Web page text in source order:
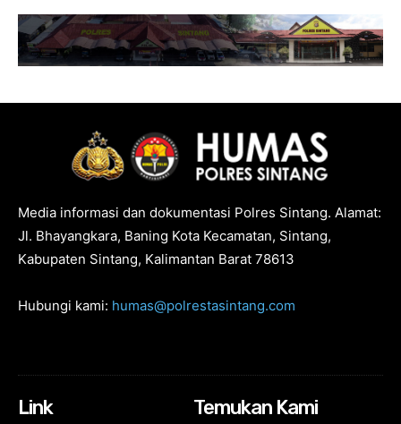
Media informasi dan dokumentasi Polres Sintang. Alamat:
Jl. Bhayangkara, Baning Kota Kecamatan, Sintang,
Kabupaten Sintang, Kalimantan Barat 78613
Hubungi kami: humas@polrestasintang.com
Link Temukan Kami